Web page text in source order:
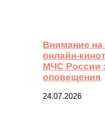
Внимание
онлайн-
МЧС России
оповещения
24.07.2026